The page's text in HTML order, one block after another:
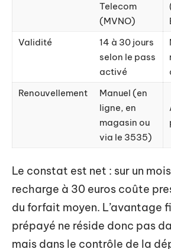
Telecom
(MVNO)
Validité
14 à 30 jours
selon le pass
activé
Renouvellement
Manuel (en
ligne, en
magasin ou
via le 3535)
Le constat est net : sur un
recharge à 30 euros coûte
du forfait moyen. L’avantage
prépayé ne réside donc pas
mais dans le contrôle de la